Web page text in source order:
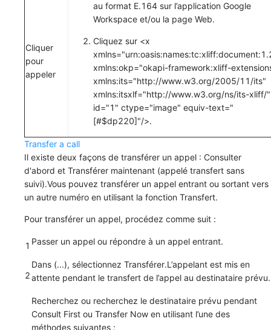
Cliquer
pour
appeler
au format E.164 sur l’application Google
Workspace et/ou la page Web.
Cliquez sur <x
xmlns:okp="okapi-framework:xliff-
xmlns:its="http://www.w3.org/2005/11/its"
xmlns:itsxlf="http://www.w3.org/ns/its-xliff/"
id="1" ctype="image" equiv-text="
[#$dp220]"/>.
Transfer a call
Il existe deux façons de transférer un appel : Consulter
d'abord et Transférer maintenant (appelé transfert sans
suivi).Vous pouvez transférer un appel entrant ou sortant vers
un autre numéro en utilisant la fonction Transfert.
Pour transférer un appel, procédez comme suit :
1 Passer un appel ou répondre à un appel entrant.
2
Dans (...), sélectionnez Transférer.L’appelant est mis en
attente pendant le transfert de l’appel au destinataire prévu.
Recherchez ou recherchez le destinataire prévu pendant
Consult First ou Transfer Now en utilisant l’une des
méthodes suivantes :